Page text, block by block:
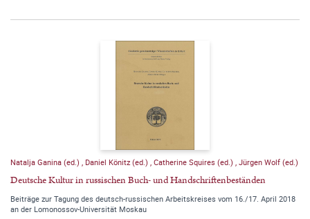
Natalja Ganina (ed.) , Daniel Könitz (ed.) , Catherine Squires (ed.) , Jürgen Wolf (ed.)
Deutsche Kultur in russischen Buch- und Handschriftenbeständen
Beiträge zur Tagung des deutsch-russischen Arbeitskreises vom 16./17. April 2018
an der Lomonossov-Universität Moskau